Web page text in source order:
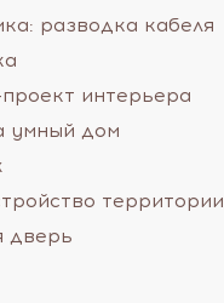
разводка кабеля
интерьера
умный дом
территории
дверь